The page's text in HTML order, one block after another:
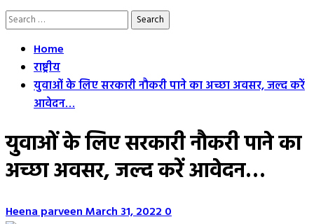
Search
Home
राष्ट्रीय
युवाओं के लिए सरकारी नौकरी पाने का अच्छा अवसर, जल्द करें
आवेदन…
युवाओं के लिए सरकारी नौकरी पाने का
अच्छा अवसर, जल्द करें आवेदन…
Heena parveenMarch 31, 20220